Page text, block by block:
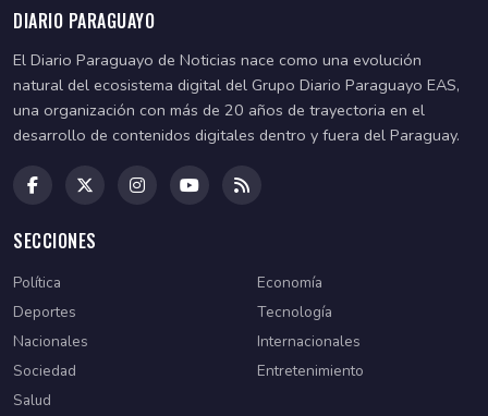
DIARIO PARAGUAYO
El Diario Paraguayo de Noticias nace como una evolución
natural del ecosistema digital del Grupo Diario Paraguayo EAS,
una organización con más de 20 años de trayectoria en el
desarrollo de contenidos digitales dentro y fuera del Paraguay.
SECCIONES
Política
Economía
Deportes
Tecnología
Nacionales
Internacionales
Sociedad
Entretenimiento
Salud